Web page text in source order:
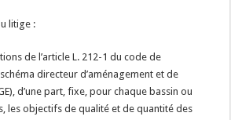
litige :
de l’article L. 212-1 du code de
directeur d’aménagement et de
d’une part, fixe, pour chaque bassin ou
les objectifs de qualité et de quantité des